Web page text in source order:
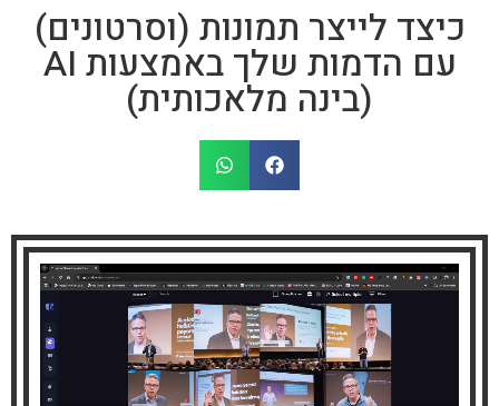
כיצד לייצר תמונות (וסרטונים)
עם הדמות שלך באמצעות AI
(בינה מלאכותית)